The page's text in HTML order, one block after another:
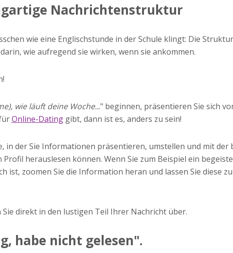
Nachrichtenstruktur
wie eine Englischstunde in der Schule klingt: Die
wie aufregend sie wirken, wenn sie ankommen.
wie läuft deine Woche..." beginnen, präsentieren Sie sich
Online-Datinggibt, dann ist es, anders zu sein!
in der Sie Informationen präsentieren, umstellen und mit der
herauslesen können. Wenn Sie zum Beispiel ein
ist, zoomen Sie die Information heran und lassen Sie diese
Sie direkt in den lustigen Teil Ihrer Nachricht über.
habe nicht gelesen".